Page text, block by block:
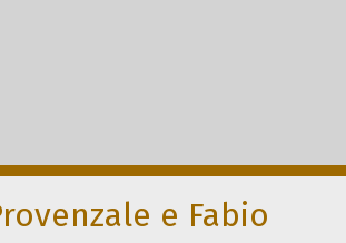
e Fabio